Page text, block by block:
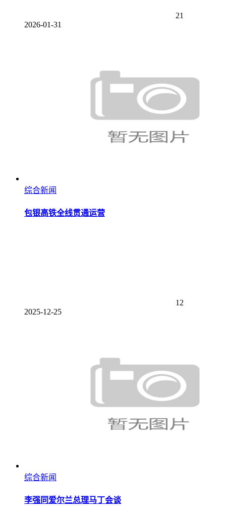
21
2026-01-31
综合新闻
包银高铁全线贯通运营
12
2025-12-25
综合新闻
李强同爱尔兰总理马丁会谈